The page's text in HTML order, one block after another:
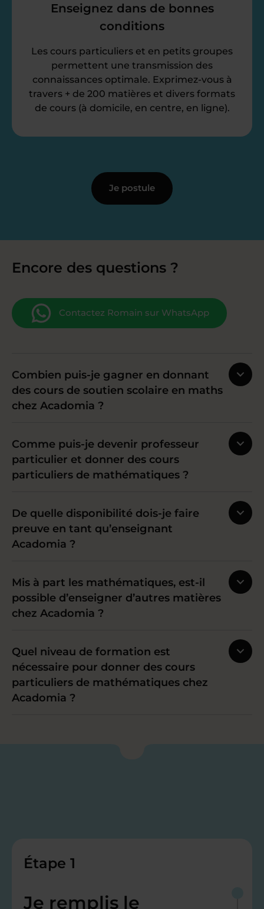
Enseignez dans de bonnes
conditions
Les cours particuliers et en petits groupes
permettent une transmission des
connaissances optimale. Exprimez-vous à
travers + de 200 matières et divers formats
de cours (à domicile, en centre, en ligne).
Je postule
Encore des questions ?
Contactez Romain sur WhatsApp
Combien puis-je gagner en donnant
des cours de soutien scolaire en maths
chez Acadomia ?
Comme puis-je devenir professeur
particulier et donner des cours
particuliers de mathématiques ?
De quelle disponibilité dois-je faire
preuve en tant qu’enseignant
Acadomia ?
Mis à part les mathématiques, est-il
possible d’enseigner d’autres matières
chez Acadomia ?
Quel niveau de formation est
nécessaire pour donner des cours
particuliers de mathématiques chez
Acadomia ?
Étape 1
Je remplis le